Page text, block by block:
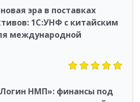
эра в поставках
1С:УНФ с китайским
международной
НМП»: финансы под